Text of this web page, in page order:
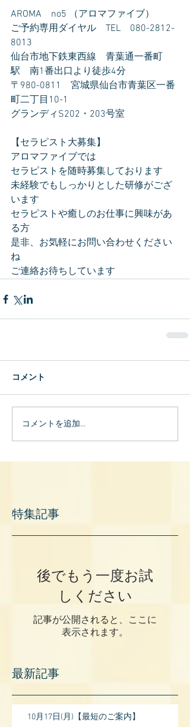
AROMA　no5 （アロマファイブ）
ご予約専用ダイヤル　TEL　080-2812-
8013
仙台市地下鉄東西線　青葉通一番町
駅　南1番出口より徒歩4分
〒980-0811　宮城県仙台市青葉区一番
町二丁目10-1
グランディS202・203号室
【セラピスト大募集】
アロマファイブでは
セラピストを随時募集しております
未経験でもしっかりとした研修がござ
います
セラピストや癒しのお仕事に興味があ
る方
是非、お気軽にお問い合わせください
ね
ご連絡お待ちしています
コメント
コメントを追加…
特集記事
後でもう一度お試
しください
記事が公開されると、ここに
表示されます。
最新記事
10月17日(月)【最短のご案内】